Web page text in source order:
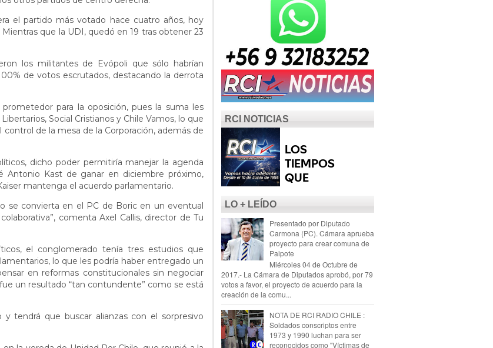
el partido más votado hace cuatro años, hoy
Mientras que la UDI, quedó en 19 tras obtener 23
los militantes de Evópoli que sólo habrían
de votos escrutados, destacando la derrota
para la oposición, pues la suma les
Social Cristianos y Chile Vamos, lo que
de la mesa de la Corporación, además de
dicho poder permitiría manejar la agenda
Antonio Kast de ganar en diciembre próximo,
mantenga el acuerdo parlamentario.
se convierta en el PC de Boric en un eventual
comenta Axel Callis, director de Tu
el conglomerado tenía tres estudios que
lo que les podría haber entregado un
en reformas constitucionales sin negociar
un resultado “tan contundente” como se está
tendrá que buscar alianzas con el sorpresivo
RCI NOTICIAS
LO + LEÍDO
Presentado por Diputado
Carmona (PC). Cámara aprueba
proyecto para crear comuna de
Paipote
Miércoles 04 de Octubre de
2017.- La Cámara de Diputados aprobó, por 79
votos a favor, el proyecto de acuerdo para la
creación de la comu...
NOTA DE RCI RADIO CHILE :
Soldados conscriptos entre
1973 y 1990 luchan para ser
reconocidos como "Víctimas de